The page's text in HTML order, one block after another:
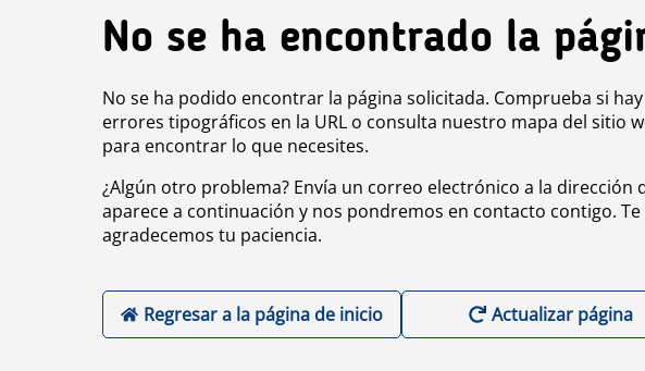
No se ha encontrado la
No se ha podido encontrar la página solicitada. Comprueba si hay
errores tipográficos en la URL o consulta nuestro mapa del sitio
para encontrar lo que necesites.
¿Algún otro problema? Envía un correo electrónico a la dirección
aparece a continuación y nos pondremos en contacto contigo. Te
agradecemos tu paciencia.
Regresar a la página de inicio Actualizar página